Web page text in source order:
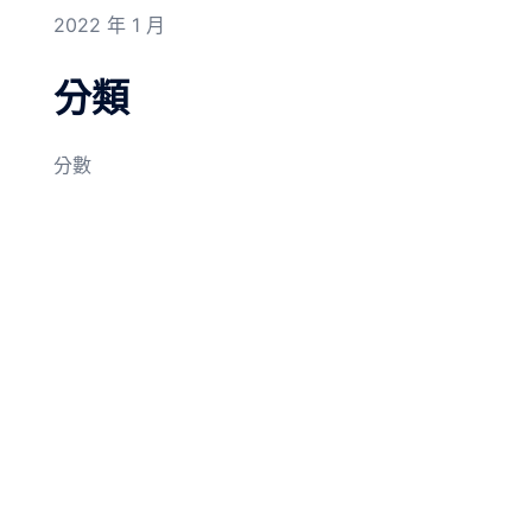
2022 年 1 月
分類
分數